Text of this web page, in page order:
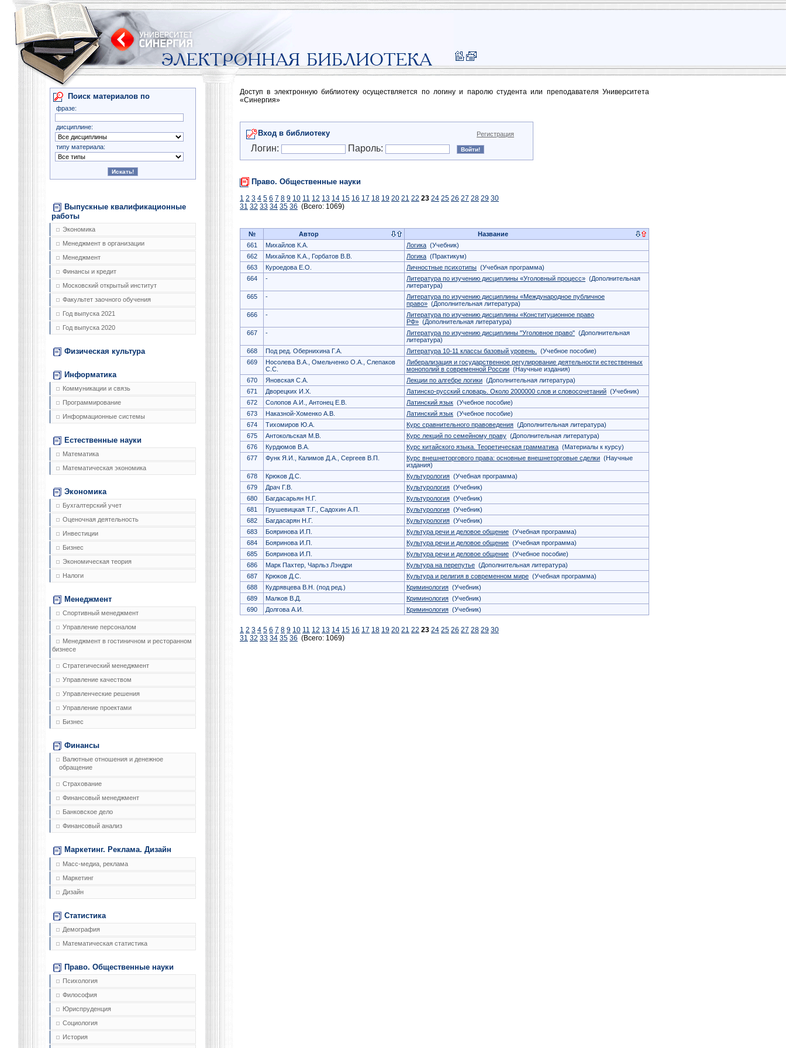
Поиск материалов по
фразе:
дисциплине:
типу материала:
Выпускные квалификационные
работы
Экономика
Менеджмент в организации
Менеджмент
Финансы и кредит
Московский открытый институт
Факультет заочного обучения
Год выпуска 2021
Год выпуска 2020
Физическая культура
Информатика
Коммуникации и связь
Программирование
Информационные системы
Естественные науки
Математика
Математическая экономика
Экономика
Бухгалтерский учет
Оценочная деятельность
Инвестиции
Бизнес
Экономическая теория
Налоги
Менеджмент
Спортивный менеджмент
Управление персоналом
Менеджмент в гостиничном и ресторанном
бизнесе
Стратегический менеджмент
Управление качеством
Управленческие решения
Управление проектами
Бизнес
Финансы
Валютные отношения и денежное
обращение
Страхование
Финансовый менеджмент
Банковское дело
Финансовый анализ
Маркетинг. Реклама. Дизайн
Масс-медиа, реклама
Маркетинг
Дизайн
Статистика
Демография
Математическая статистика
Право. Общественные науки
Психология
Философия
Юриспруденция
Социология
История
Доступ в электронную библиотеку осуществляется по логину и паролю студента или преподавателя Университета
«Синергия»
Вход в библиотеку Регистрация
Логин: Пароль:
Право. Общественные науки
1 2 3 4 5 6 7 8 9 10 11 12 13 14 15 16 17 18 19 20 21 22 23 24 25 26 27 28 29 30
31 32 33 34 35 36 (Всего: 1069)
№ Автор
Название
661
Михайлов К.А. Логика (Учебник)
662
Михайлов К.А., Горбатов В.В. Логика (Практикум)
663
Куроедова Е.О. Личностные психотипы (Учебная программа)
664
- Литература по изучению дисциплины «Уголовный процесс» (Дополнительная
литература)
665
-
Литература по изучению дисциплины «Международное публичное
право» (Дополнительная литература)
666
-
Литература по изучению дисциплины «Конституционное право
РФ» (Дополнительная литература)
667
- Литература по изучению дисциплины "Уголовное право" (Дополнительная
литература)
668
Под ред. Обернихина Г.А. Литература 10-11 классы базовый уровень.
(Учебное пособие)
669
Носолева В.А., Омельченко О.А., Слепаков
С.С.
Либерализация и государственное регулирование деятельности естественных
монополий в современной России (Научные издания)
670
Яновская С.А. Лекции по алгебре логики (Дополнительная литература)
671
Дворецких И.Х. Латинско-русский словарь. Около 2000000 слов и словосочетаний (Учебник)
672
Солопов А.И., Антонец Е.В. Латинский язык (Учебное пособие)
673
Наказной-Хоменко А.В. Латинский язык (Учебное пособие)
674
Тихомиров Ю.А. Курс сравнительного правоведения (Дополнительная литература)
675
Антокольская М.В. Курс лекций по семейному праву (Дополнительная литература)
676
Курдюмов В.А. Курс китайского языка. Теоретическая грамматика (Материалы к курсу)
677
Функ Я.И., Калимов Д.А., Сергеев В.П. Курс внешнеторгового права: основные внешнеторговые сделки (Научные
издания)
678
Крюков Д.С. Культурология (Учебная программа)
679
Драч Г.В. Культурология (Учебник)
680
Багдасарьян Н.Г. Культурология (Учебник)
681
Грушевицкая Т.Г., Садохин А.П. Культурология (Учебник)
682
Багдасарян Н.Г. Культурология (Учебник)
683
Бояринова И.П. Культура речи и деловое общение (Учебная программа)
684
Бояринова И.П. Культура речи и деловое общение (Учебная программа)
685
Бояринова И.П. Культура речи и деловое общение (Учебное пособие)
686
Марк Пахтер, Чарльз Лэндри Культура на перепутье (Дополнительная литература)
687
Крюков Д.С. Культура и религия в современном мире (Учебная программа)
688
Кудрявцева В.Н. (под ред.) Криминология (Учебник)
689
Малков В.Д. Криминология (Учебник)
690
Долгова А.И. Криминология (Учебник)
1 2 3 4 5 6 7 8 9 10 11 12 13 14 15 16 17 18 19 20 21 22 23 24 25 26 27 28 29 30
31 32 33 34 35 36 (Всего: 1069)